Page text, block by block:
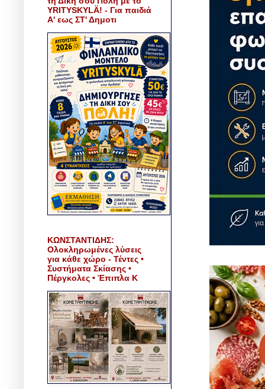
YRITYSKYLÄ! - Για παιδιά
Α' εως ΣΤ' Δημοτι
ΚΩΝΣΤΑΝΤΙΔΗΣ:
Ολοκληρωμένες λύσεις
για κάθε χώρο - Τέντες •
Συστήματα Σκίασης •
Πέργκολες • Έπιπλα Κ